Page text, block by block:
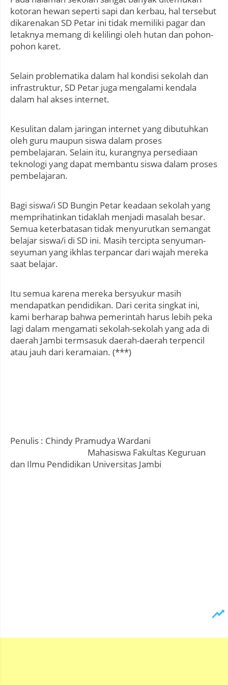
kotoran hewan seperti sapi dan kerbau, hal tersebut
dikarenakan SD Petar ini tidak memiliki pagar dan
letaknya memang di kelilingi oleh hutan dan pohon-
pohon karet.
Selain problematika dalam hal kondisi sekolah dan
infrastruktur, SD Petar juga mengalami kendala
dalam hal akses internet.
Kesulitan dalam jaringan internet yang dibutuhkan
oleh guru maupun siswa dalam proses
pembelajaran. Selain itu, kurangnya persediaan
teknologi yang dapat membantu siswa dalam proses
pembelajaran.
Bagi siswa/i SD Bungin Petar keadaan sekolah yang
memprihatinkan tidaklah menjadi masalah besar.
Semua keterbatasan tidak menyurutkan semangat
belajar siswa/i di SD ini. Masih tercipta senyuman-
seyuman yang ikhlas terpancar dari wajah mereka
saat belajar.
Itu semua karena mereka bersyukur masih
mendapatkan pendidikan. Dari cerita singkat ini,
kami berharap bahwa pemerintah harus lebih peka
lagi dalam mengamati sekolah-sekolah yang ada di
daerah Jambi termsasuk daerah-daerah terpencil
atau jauh dari keramaian. (***)
Penulis : Chindy Pramudya Wardani
Mahasiswa Fakultas Keguruan
dan Ilmu Pendidikan Universitas Jambi